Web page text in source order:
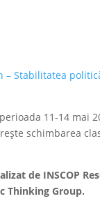
– Stabilitatea
11-14 mai
schimbarea
de INSCOP
Thinking Group.